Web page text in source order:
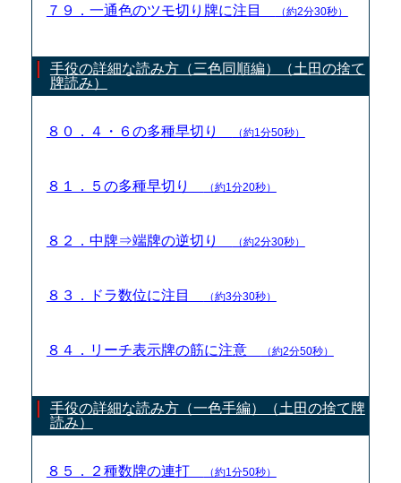
７９．一通色のツモ切り牌に注目 （約2分30秒）
手役の詳細な読み方（三色同順編）（土田の捨て
牌読み）
８０．４・６の多種早切り （約1分50秒）
８１．５の多種早切り （約1分20秒）
８２．中牌⇒端牌の逆切り （約2分30秒）
８３．ドラ数位に注目 （約3分30秒）
８４．リーチ表示牌の筋に注意 （約2分50秒）
手役の詳細な読み方（一色手編）（土田の捨て牌
読み）
８５．２種数牌の連打 （約1分50秒）